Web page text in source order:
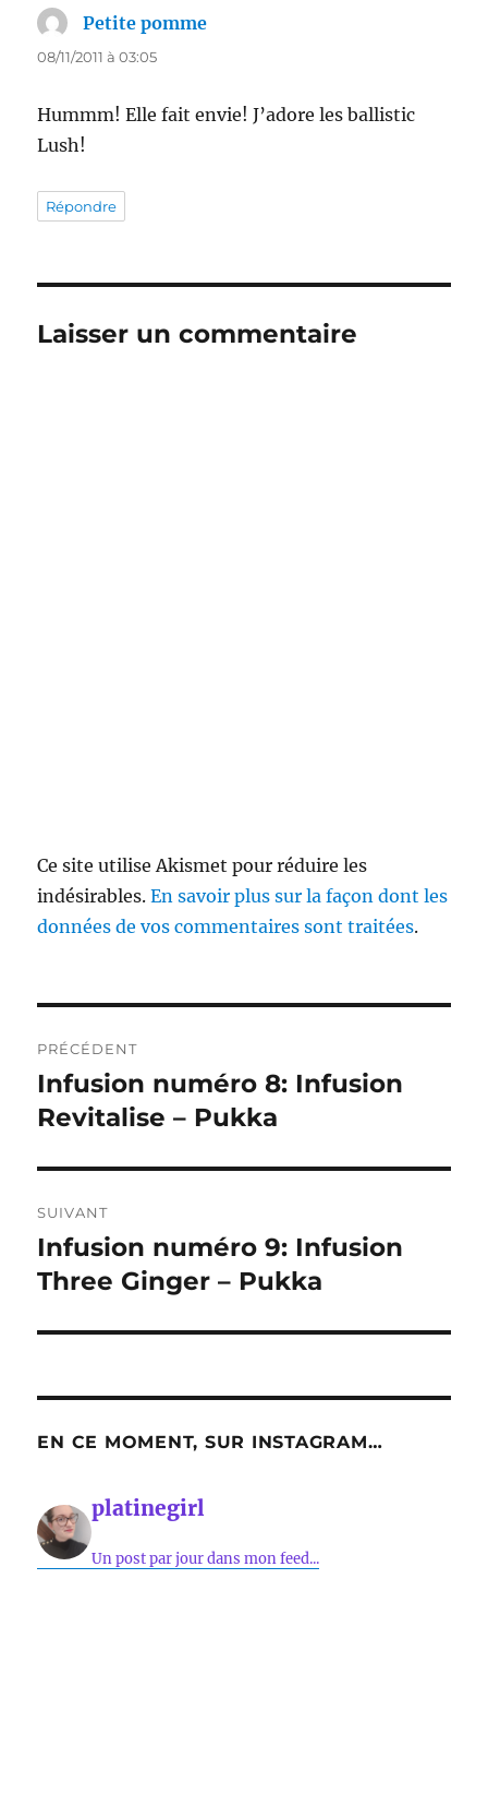
Petite pomme
08/11/2011 à 03:05
Hummm! Elle fait envie! J’adore les ballistic
Lush!
Répondre
Laisser un commentaire
Ce site utilise Akismet pour réduire les
indésirables.En savoir plus sur la façon dont les
données de vos commentaires sont traitées.
de
l’article
PRÉCÉDENT
Publication
précédente :
Infusion numéro 8: Infusion
Revitalise – Pukka
SUIVANT
Publication
suivante :
Infusion numéro 9: Infusion
Three Ginger – Pukka
EN CE MOMENT, SUR INSTAGRAM…
platinegirl
Un post par jour dans mon feed...